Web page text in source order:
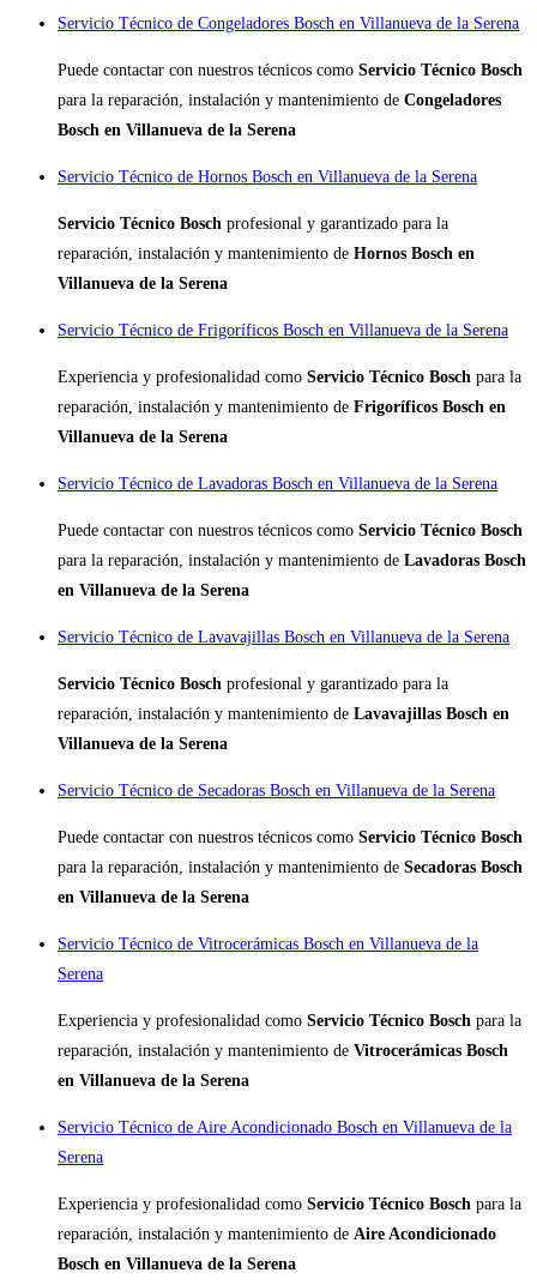
Servicio Técnico de Congeladores Bosch en Villanueva de la Serena
Puede contactar con nuestros técnicos como Servicio Técnico Bosch
para la reparación, instalación y mantenimiento de Congeladores
Bosch en Villanueva de la Serena
Servicio Técnico de Hornos Bosch en Villanueva de la Serena
Servicio Técnico Bosch profesional y garantizado para la
reparación, instalación y mantenimiento de Hornos Bosch en
Villanueva de la Serena
Servicio Técnico de Frigoríficos Bosch en Villanueva de la Serena
Experiencia y profesionalidad como Servicio Técnico Bosch para la
reparación, instalación y mantenimiento de Frigoríficos Bosch en
Villanueva de la Serena
Servicio Técnico de Lavadoras Bosch en Villanueva de la Serena
Puede contactar con nuestros técnicos como Servicio Técnico Bosch
para la reparación, instalación y mantenimiento de Lavadoras Bosch
en Villanueva de la Serena
Servicio Técnico de Lavavajillas Bosch en Villanueva de la Serena
Servicio Técnico Bosch profesional y garantizado para la
reparación, instalación y mantenimiento de Lavavajillas Bosch en
Villanueva de la Serena
Servicio Técnico de Secadoras Bosch en Villanueva de la Serena
Puede contactar con nuestros técnicos como Servicio Técnico Bosch
para la reparación, instalación y mantenimiento de Secadoras Bosch
en Villanueva de la Serena
Servicio Técnico de Vitrocerámicas Bosch en Villanueva de la
Serena
Experiencia y profesionalidad como Servicio Técnico Bosch para la
reparación, instalación y mantenimiento de Vitrocerámicas Bosch
en Villanueva de la Serena
Servicio Técnico de Aire Acondicionado Bosch en Villanueva de la
Serena
Experiencia y profesionalidad como Servicio Técnico Bosch para la
reparación, instalación y mantenimiento de Aire Acondicionado
Bosch en Villanueva de la Serena